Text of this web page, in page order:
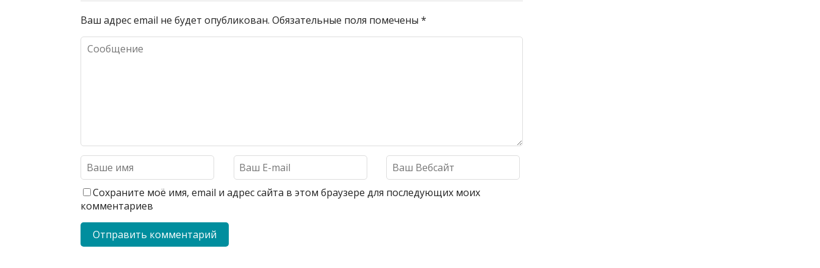
Ваш адрес email не будет опубликован. Обязательные поля помечены *
Сохраните моё имя, email и адрес сайта в этом браузере для последующих моих
комментариев